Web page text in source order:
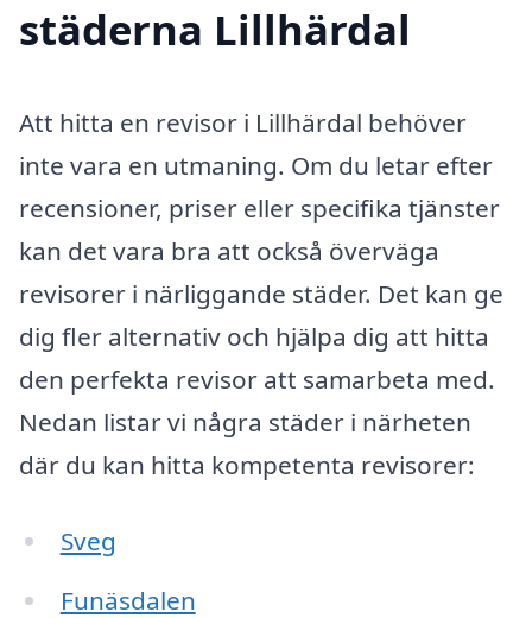
städerna Lillhärdal
Att hitta en revisor i Lillhärdal behöver
inte vara en utmaning. Om du letar efter
recensioner, priser eller specifika tjänster
kan det vara bra att också överväga
revisorer i närliggande städer. Det kan ge
dig fler alternativ och hjälpa dig att hitta
den perfekta revisor att samarbeta med.
Nedan listar vi några städer i närheten
där du kan hitta kompetenta revisorer:
Sveg
Funäsdalen